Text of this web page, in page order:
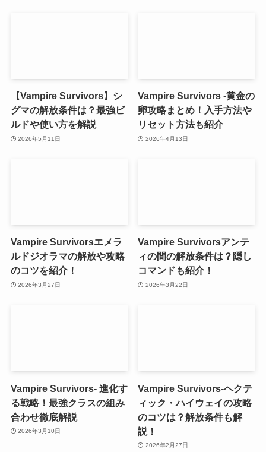
【Vampire Survivors】シ
グマの解放条件は？最強ビ
ルドや使い方を解説
2026年5月11日
Vampire Survivors -黄金の
卵攻略まとめ！入手方法や
リセット方法も紹介
2026年4月13日
Vampire Survivorsエメラ
ルドジオラマの解放や攻略
のコツを紹介！
2026年3月27日
Vampire Survivorsアンテ
ィの間の解放条件は？隠し
コマンドも紹介！
2026年3月22日
Vampire Survivors- 進化す
る戦略！最強クラスの組み
合わせ徹底解説
2026年3月10日
Vampire Survivors-ヘクテ
ィック・ハイウェイの攻略
のコツは？解放条件も解
説！
2026年2月27日